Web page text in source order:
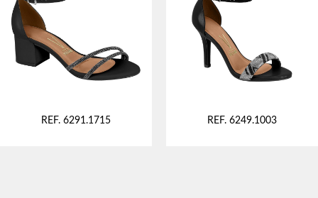
REF. 6291.1715 REF. 6249.1003